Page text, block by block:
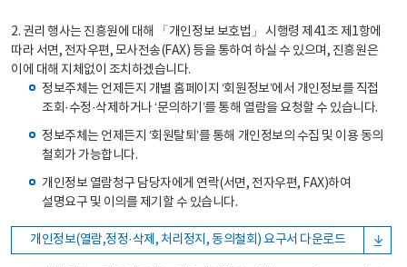
2. 권리 행사는 진흥원에 대해 「개인정보 보호법」 시행령 제41조 제1항에
따라 서면, 전자우편, 모사전송(FAX) 등을 통하여 하실 수 있으며, 진흥원은
이에 대해 지체없이 조치하겠습니다.
정보주체는 언제든지 개별 홈페이지 ‘회원정보’에서 개인정보를 직접
조회·수정·삭제하거나 ‘문의하기’를 통해 열람을 요청할 수 있습니다.
정보주체는 언제든지 ‘회원탈퇴’를 통해 개인정보의 수집 및 이용 동의
철회가 가능합니다.
개인정보 열람청구 담당자에게 연락(서면, 전자우편, FAX)하여
설명요구 및 이의를 제기할 수 있습니다.
개인정보(열람,정정·삭제, 처리정지, 동의철회) 요구서 다운로드